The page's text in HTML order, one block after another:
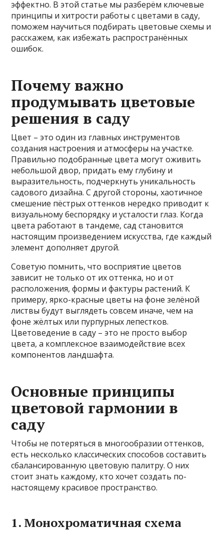
эффектно. В этой статье мы разберём ключевые
принципы и хитрости работы с цветами в саду,
поможем научиться подбирать цветовые схемы и
расскажем, как избежать распространённых
ошибок.
Почему важно
продумывать цветовые
решения в саду
Цвет – это один из главных инструментов
создания настроения и атмосферы на участке.
Правильно подобранные цвета могут оживить
небольшой двор, придать ему глубину и
выразительность, подчеркнуть уникальность
садового дизайна. С другой стороны, хаотичное
смешение пёстрых оттенков нередко приводит к
визуальному беспорядку и усталости глаз. Когда
цвета работают в тандеме, сад становится
настоящим произведением искусства, где каждый
элемент дополняет другой.
Советую помнить, что восприятие цветов
зависит не только от их оттенка, но и от
расположения, формы и фактуры растений. К
примеру, ярко-красные цветы на фоне зелёной
листвы будут выглядеть совсем иначе, чем на
фоне жёлтых или пурпурных лепестков.
Цветоведение в саду – это не просто выбор
цвета, а комплексное взаимодействие всех
компонентов ландшафта.
Основные принципы
цветовой гармонии в
саду
Чтобы не потеряться в многообразии оттенков,
есть несколько классических способов составить
сбалансированную цветовую палитру. О них
стоит знать каждому, кто хочет создать по-
настоящему красивое пространство.
1. Монохроматичная схема